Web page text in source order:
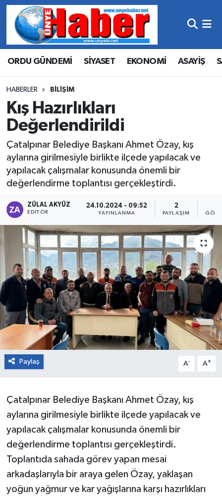
ORDU GÜNDEMİ SİYASET EKONOMİ ASAYİŞ
HABERLER BILIŞIM
Kış Hazırlıkları
Değerlendirildi
Çatalpınar Belediye Başkanı Ahmet Özay, kış
aylarına girilmesiyle birlikte ilçede yapılacak ve
yapılacak çalışmalar konusunda önemli bir
değerlendirme toplantısı gerçekleştirdi.
ZÜLAL AKYÜZ
EDITÖR
24.10.2024 - 09:52
YAYINLANMA
2
PAYLAŞIM
Paylaş A- A+
Çatalpınar Belediye Başkanı Ahmet Özay, kış
aylarına girilmesiyle birlikte ilçede yapılacak ve
yapılacak çalışmalar konusunda önemli bir
değerlendirme toplantısı gerçekleştirdi.
Toplantıda sahada görev yapan mesai
arkadaşlarıyla bir araya gelen Özay, yaklaşan
yoğun yağmur ve kar yağışlarına karşı hazırlıkları
Hava Durumu
Trafik Durumu
Süper Lig Puan Durumu ve Fikstür
Tüm Manşetler
Haber Arşivi